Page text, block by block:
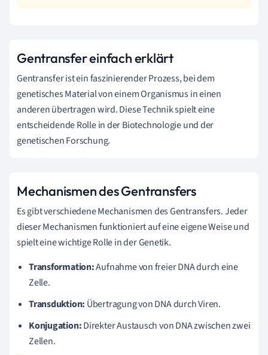
Gentransfer einfach erklärt
Gentransfer ist ein faszinierender Prozess, bei dem
genetisches Material von einem Organismus in einen
anderen übertragen wird. Diese Technik spielt eine
entscheidende Rolle in der Biotechnologie und der
genetischen Forschung.
Mechanismen des Gentransfers
Es gibt verschiedene Mechanismen des Gentransfers. Jeder
dieser Mechanismen funktioniert auf eine eigene Weise und
spielt eine wichtige Rolle in der Genetik.
Transformation:Aufnahme von freier DNA durch eine
Zelle.
Transduktion: Übertragung von DNA durch Viren.
Konjugation:Direkter Austausch von DNA zwischen zwei
Zellen.